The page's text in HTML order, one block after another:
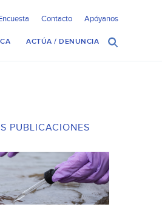
Contacto Apóyanos
ACTÚA / DENUNCIA
PUBLICACIONES